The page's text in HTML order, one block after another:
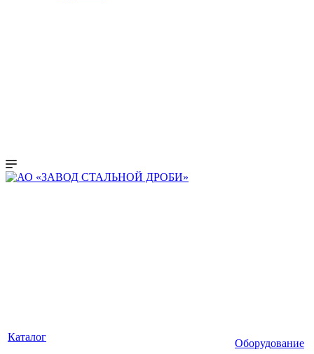
Каталог
Оборудование